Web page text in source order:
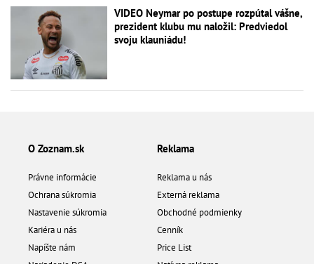
VIDEO Neymar po postupe rozpútal vášne,
prezident klubu mu naložil: Predviedol
svoju klauniádu!
O Zoznam.sk
Právne informácie
Ochrana súkromia
Nastavenie súkromia
Kariéra u nás
Napíšte nám
Reklama
Reklama u nás
Externá reklama
Obchodné podmienky
Cenník
Price List